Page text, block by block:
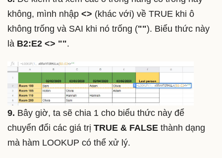
không, mình nhập <> (khác với) về TRUE khi ô
không trống và SAI khi nó trống (""). Biểu thức này
là B2:E2 <> "".
9. Bây giờ, ta sẽ chia 1 cho biểu thức này để
chuyển đổi các giá trị TRUE & FALSE thành dạng
mà hàm LOOKUP có thể xử lý.